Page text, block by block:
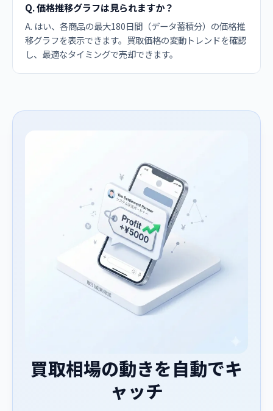
Q. 価格推移グラフは見られますか？
A. はい、各商品の最大180日間（データ蓄積分）の価格推
移グラフを表示できます。買取価格の変動トレンドを確認
し、最適なタイミングで売却できます。
買取相場の動きを自動でキ
ャッチ